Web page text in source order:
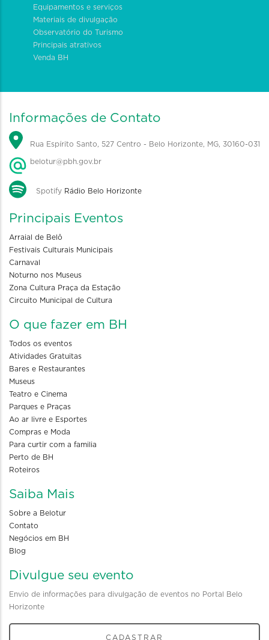
Equipamentos e serviços
Materiais de divulgação
Observatório do Turismo
Principais atrativos
Venda BH
Informações de Contato
Rua Espírito Santo, 527 Centro - Belo Horizonte, MG, 30160-031
belotur@pbh.gov.br
Spotify Rádio Belo Horizonte
Principais Eventos
Arraial de Belô
Festivais Culturais Municipais
Carnaval
Noturno nos Museus
Zona Cultura Praça da Estação
Circuito Municipal de Cultura
O que fazer em BH
Todos os eventos
Atividades Gratuitas
Bares e Restaurantes
Museus
Teatro e Cinema
Parques e Praças
Ao ar livre e Esportes
Compras e Moda
Para curtir com a familia
Perto de BH
Roteiros
Saiba Mais
Sobre a Belotur
Contato
Negócios em BH
Blog
Divulgue seu evento
Envio de informações para divulgação de eventos no Portal Belo
Horizonte
CADASTRAR